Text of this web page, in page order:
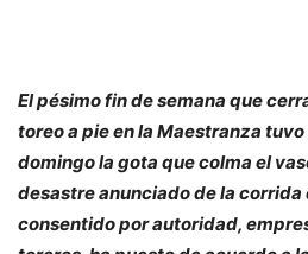
El pésimo fin de semana que
toreo a pie en la Maestranza
domingo la gota que colma el
desastre anunciado de la corrida
consentido por autoridad,